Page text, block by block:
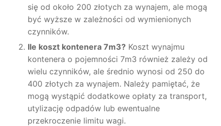
się od około 200 złotych za wynajem, ale mogą
być wyższe w zależności od wymienionych
czynników.
Ile koszt kontenera 7m3? Koszt wynajmu
kontenera o pojemności 7m3 również zależy od
wielu czynników, ale średnio wynosi od 250 do
400 złotych za wynajem. Należy pamiętać, że
mogą wystąpić dodatkowe opłaty za transport,
utylizację odpadów lub ewentualne
przekroczenie limitu wagi.